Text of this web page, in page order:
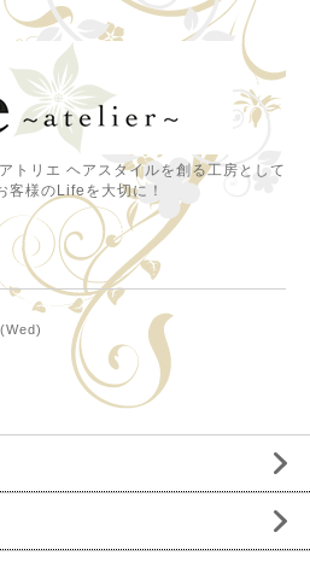
トリエ ヘアスタイルを創る工房として
客様のLifeを大切に！